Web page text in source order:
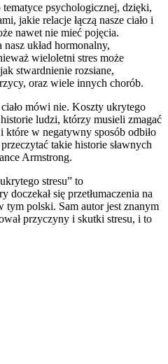
psychologicznej, dzięki,
jakie relacje łączą nasze ciało i
nawet nie mieć pojęcia.
układ hormonalny,
wieloletni stres może
stwardnienie rozsiane,
oraz wiele innych chorób.
mówi nie. Koszty ukrytego
ludzi, którzy musieli zmagać
które w negatywny sposób odbiło
takie historie sławnych
Armstrong.
stresu” to
doczekał się przetłumaczenia na
polski. Sam autor jest znanym
przyczyny i skutki stresu, i to